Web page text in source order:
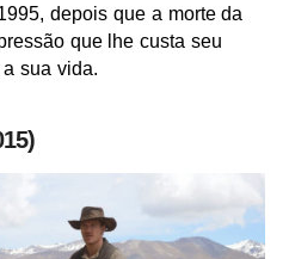
depois que a morte da
que lhe custa seu
sua vida.